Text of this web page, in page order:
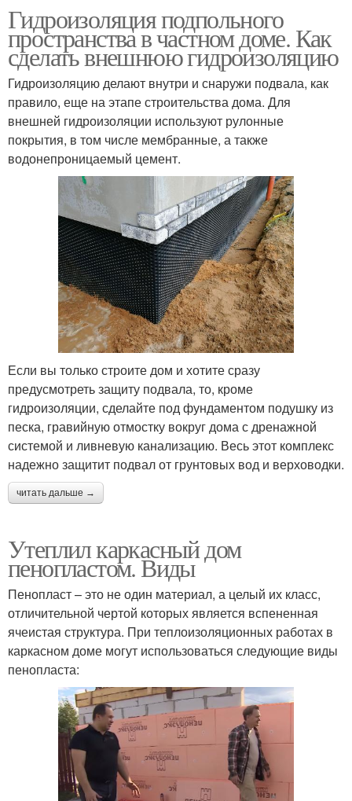
Гидроизоляция подпольного
пространства в частном доме. Как
сделать внешнюю гидроизоляцию
Гидроизоляцию делают внутри и снаружи подвала, как
правило, еще на этапе строительства дома. Для
внешней гидроизоляции используют рулонные
покрытия, в том числе мембранные, а также
водонепроницаемый цемент.
Если вы только строите дом и хотите сразу
предусмотреть защиту подвала, то, кроме
гидроизоляции, сделайте под фундаментом подушку из
песка, гравийную отмостку вокруг дома с дренажной
системой и ливневую канализацию. Весь этот комплекс
надежно защитит подвал от грунтовых вод и верховодки.
читать дальше →
Утеплил каркасный дом
пенопластом. Виды
Пенопласт – это не один материал, а целый их класс,
отличительной чертой которых является вспененная
ячеистая структура. При теплоизоляционных работах в
каркасном доме могут использоваться следующие виды
пенопласта: